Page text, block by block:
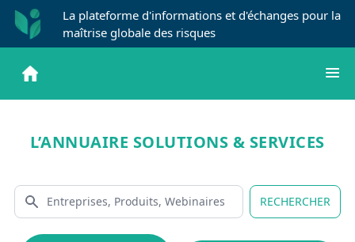
La plateforme d'informations et d'échanges pour la
maîtrise globale des risques
L’ANNUAIRE SOLUTIONS & SERVICES
RECHERCHER